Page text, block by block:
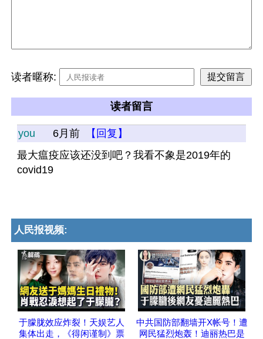
读者暱称:
读者留言
you 6月前
【回复】
最大瘟疫应该还没到吧？我看不象是2019年的
covid19
人民报视频:
于朦胧效应炸裂！天娱艺人
集体出走，《得闲谨制》票
中共国防部翻墙开X帐号！遭
网民猛烈炮轰！迪丽热巴是